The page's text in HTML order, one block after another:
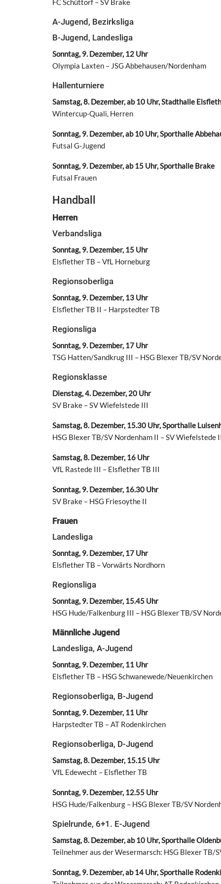
FC Schüttorf – SV Brake
A-Jugend, Bezirksliga
B-Jugend, Landesliga
Sonntag, 9. Dezember, 12 Uhr
Olympia Laxten – JSG Abbehausen/Nordenham
Hallenturniere
Samstag, 8. Dezember, ab 10 Uhr, Stadthalle Elsfleth
Wintercup-Quali, Herren
Sonntag, 9. Dezember, ab 10 Uhr, Sporthalle
Futsal G-Jugend
Sonntag, 9. Dezember, ab 15 Uhr, Sporthalle Brake
Futsal Frauen
Handball
Herren
Verbandsliga
Sonntag, 9. Dezember, 15 Uhr
Elsflether TB – VfL Horneburg
Regionsoberliga
Sonntag, 9. Dezember, 13 Uhr
Elsflether TB II – Harpstedter TB
Regionsliga
Sonntag, 9. Dezember, 17 Uhr
TSG Hatten/Sandkrug III – HSG Blexer TB/SV
Regionsklasse
Dienstag, 4. Dezember, 20 Uhr
SV Brake – SV Wiefelstede III
Samstag, 8. Dezember, 15.30 Uhr, Sporthalle
HSG Blexer TB/SV Nordenham II – SV Wiefelstede
Samstag, 8. Dezember, 16 Uhr
VfL Rastede III – Elsflether TB III
Sonntag, 9. Dezember, 16.30 Uhr
SV Brake – HSG Friesoythe II
Frauen
Landesliga
Sonntag, 9. Dezember, 17 Uhr
Elsflether TB – Vorwärts Nordhorn
Regionsliga
Sonntag, 9. Dezember, 15.45 Uhr
HSG Hude/Falkenburg III – HSG Blexer TB/SV
Männliche Jugend
Landesliga, A-Jugend
Sonntag, 9. Dezember, 11 Uhr
Elsflether TB – HSG Schwanewede/Neuenkirchen
Regionsoberliga, B-Jugend
Sonntag, 9. Dezember, 11 Uhr
Harpstedter TB – AT Rodenkirchen
Regionsoberliga, D-Jugend
Samstag, 8. Dezember, 15.15 Uhr
VfL Edewecht – Elsflether TB
Sonntag, 9. Dezember, 12.55 Uhr
HSG Hude/Falkenburg – HSG Blexer TB/SV
Spielrunde, 6+1. E-Jugend
Samstag, 8. Dezember, ab 10 Uhr, Sporthalle
Teilnehmer aus der Wesermarsch: HSG Blexer TB/
Sonntag, 9. Dezember, ab 14 Uhr, Sporthalle